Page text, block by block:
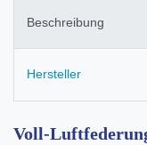
Beschreibung
Hersteller
Voll-